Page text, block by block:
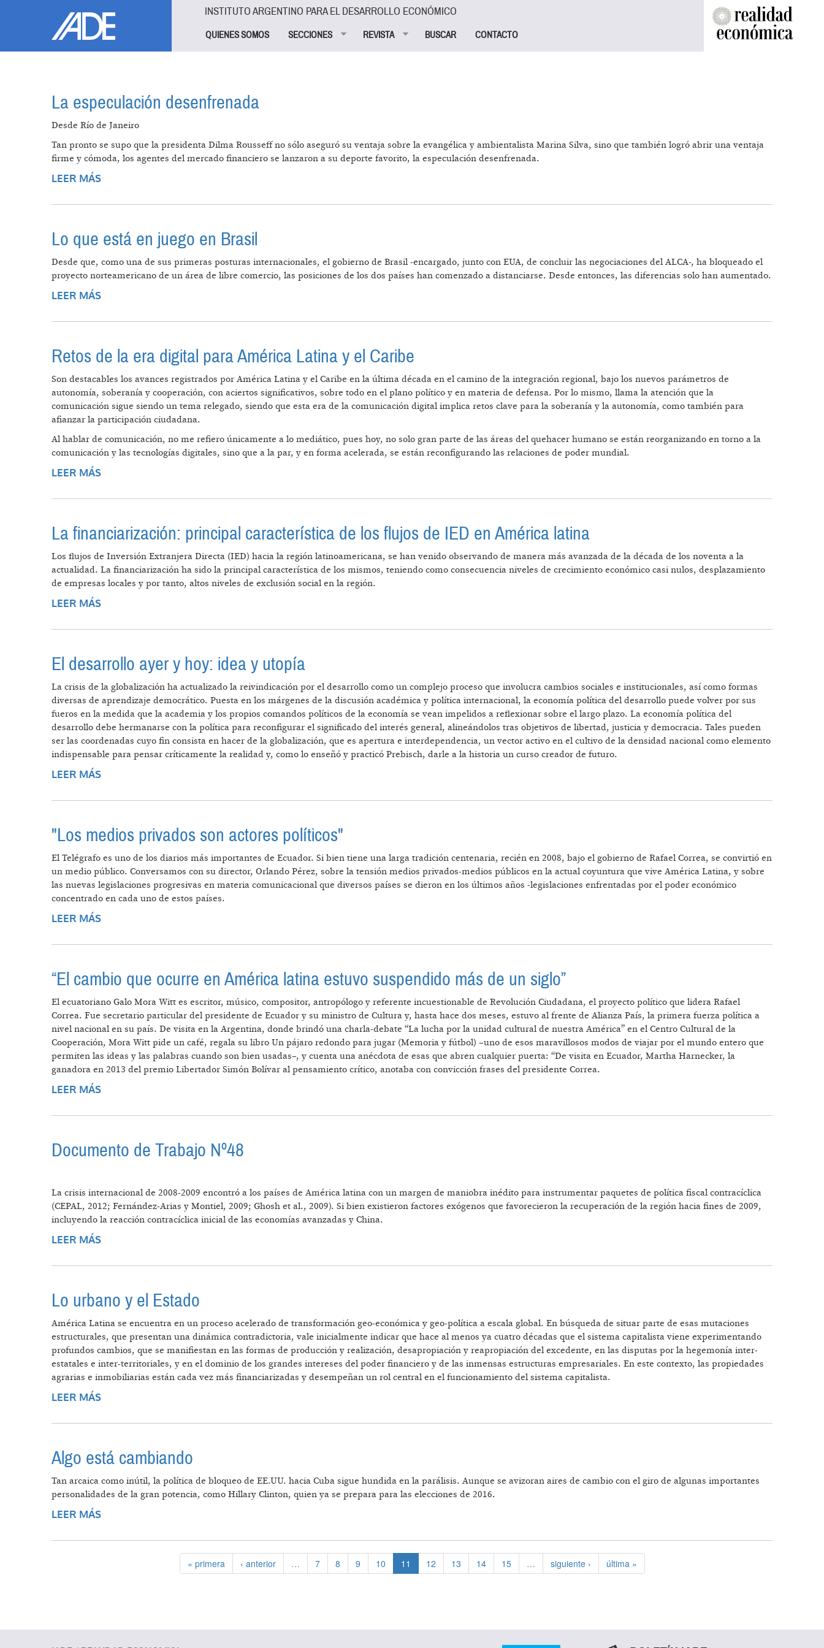
INSTITUTO ARGENTINO PARA EL DESARROLLO ECONÓMICO
QUIENES SOMOS SECCIONES REVISTA BUSCAR CONTACTO
La especulación desenfrenada
Desde Río de Janeiro
Tan pronto se supo que la presidenta Dilma Rousseff no sólo aseguró su ventaja sobre la evangélica y ambientalista Marina Silva, sino que también logró abrir una ventaja
firme y cómoda, los agentes del mercado financiero se lanzaron a su deporte favorito, la especulación desenfrenada.
LEER MÁS
Lo que está en juego en Brasil
Desde que, como una de sus primeras posturas internacionales, el gobierno de Brasil -encargado, junto con EUA, de concluir las negociaciones del ALCA-, ha bloqueado el
proyecto norteamericano de un área de libre comercio, las posiciones de los dos países han comenzado a distanciarse. Desde entonces, las diferencias solo han aumentado.
LEER MÁS
Retos de la era digital para América Latina y el Caribe
Son destacables los avances registrados por América Latina y el Caribe en la última década en el camino de la integración regional, bajo los nuevos parámetros de
autonomía, soberanía y cooperación, con aciertos significativos, sobre todo en el plano político y en materia de defensa. Por lo mismo, llama la atención que la
comunicación sigue siendo un tema relegado, siendo que esta era de la comunicación digital implica retos clave para la soberanía y la autonomía, como también para
afianzar la participación ciudadana.
Al hablar de comunicación, no me refiero únicamente a lo mediático, pues hoy, no solo gran parte de las áreas del quehacer humano se están reorganizando en torno a la
comunicación y las tecnologías digitales, sino que a la par, y en forma acelerada, se están reconfigurando las relaciones de poder mundial.
LEER MÁS
La financiarización: principal característica de los flujos de IED en América latina
Los flujos de Inversión Extranjera Directa (IED) hacia la región latinoamericana, se han venido observando de manera más avanzada de la década de los noventa a la
actualidad. La financiarización ha sido la principal característica de los mismos, teniendo como consecuencia niveles de crecimiento económico casi nulos, desplazamiento
de empresas locales y por tanto, altos niveles de exclusión social en la región.
LEER MÁS
El desarrollo ayer y hoy: idea y utopía
La crisis de la globalización ha actualizado la reivindicación por el desarrollo como un complejo proceso que involucra cambios sociales e institucionales, así como formas
diversas de aprendizaje democrático. Puesta en los márgenes de la discusión académica y política internacional, la economía política del desarrollo puede volver por sus
fueros en la medida que la academia y los propios comandos políticos de la economía se vean impelidos a reflexionar sobre el largo plazo. La economía política del
desarrollo debe hermanarse con la política para reconfigurar el significado del interés general, alineándolos tras objetivos de libertad, justicia y democracia. Tales pueden
ser las coordenadas cuyo fin consista en hacer de la globalización, que es apertura e interdependencia, un vector activo en el cultivo de la densidad nacional como elemento
indispensable para pensar críticamente la realidad y, como lo enseñó y practicó Prebisch, darle a la historia un curso creador de futuro.
LEER MÁS
"Los medios privados son actores políticos"
El Telégrafo es uno de los diarios más importantes de Ecuador. Si bien tiene una larga tradición centenaria, recién en 2008, bajo el gobierno de Rafael Correa, se convirtió en
un medio público. Conversamos con su director, Orlando Pérez, sobre la tensión medios privados-medios públicos en la actual coyuntura que vive América Latina, y sobre
las nuevas legislaciones progresivas en materia comunicacional que diversos países se dieron en los últimos años -legislaciones enfrentadas por el poder económico
concentrado en cada uno de estos países.
LEER MÁS
“El cambio que ocurre en América latina estuvo suspendido más de un siglo”
El ecuatoriano Galo Mora Witt es escritor, músico, compositor, antropólogo y referente incuestionable de Revolución Ciudadana, el proyecto político que lidera Rafael
Correa. Fue secretario particular del presidente de Ecuador y su ministro de Cultura y, hasta hace dos meses, estuvo al frente de Alianza País, la primera fuerza política a
nivel nacional en su país. De visita en la Argentina, donde brindó una charla-debate “La lucha por la unidad cultural de nuestra América” en el Centro Cultural de la
Cooperación, Mora Witt pide un café, regala su libro Un pájaro redondo para jugar (Memoria y fútbol) –uno de esos maravillosos modos de viajar por el mundo entero que
permiten las ideas y las palabras cuando son bien usadas–, y cuenta una anécdota de esas que abren cualquier puerta: “De visita en Ecuador, Martha Harnecker, la
ganadora en 2013 del premio Libertador Simón Bolívar al pensamiento crítico, anotaba con convicción frases del presidente Correa.
LEER MÁS
Documento de Trabajo Nº48
La crisis internacional de 2008-2009 encontró a los países de América latina con un margen de maniobra inédito para instrumentar paquetes de política fiscal contracíclica
(CEPAL, 2012; Fernández-Arias y Montiel, 2009; Ghosh et al., 2009). Si bien existieron factores exógenos que favorecieron la recuperación de la región hacia fines de 2009,
incluyendo la reacción contracíclica inicial de las economías avanzadas y China.
LEER MÁS
Lo urbano y el Estado
América Latina se encuentra en un proceso acelerado de transformación geo-económica y geo-política a escala global. En búsqueda de situar parte de esas mutaciones
estructurales, que presentan una dinámica contradictoria, vale inicialmente indicar que hace al menos ya cuatro décadas que el sistema capitalista viene experimentando
profundos cambios, que se manifiestan en las formas de producción y realización, desapropiación y reapropiación del excedente, en las disputas por la hegemonía inter-
estatales e inter-territoriales, y en el dominio de los grandes intereses del poder financiero y de las inmensas estructuras empresariales. En este contexto, las propiedades
agrarias e inmobiliarias están cada vez más financiarizadas y desempeñan un rol central en el funcionamiento del sistema capitalista.
LEER MÁS
Algo está cambiando
Tan arcaica como inútil, la política de bloqueo de EE.UU. hacia Cuba sigue hundida en la parálisis. Aunque se avizoran aires de cambio con el giro de algunas importantes
personalidades de la gran potencia, como Hillary Clinton, quien ya se prepara para las elecciones de 2016.
LEER MÁS
« primera ‹ anterior … 7 8 9 10 11 12 13 14 15 … siguiente › última »